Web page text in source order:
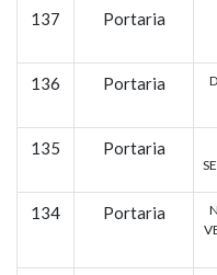
137 Portaria
136 Portaria
135 Portaria
134 Portaria